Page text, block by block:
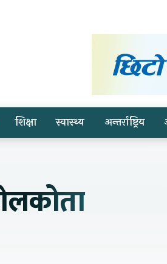
शिक्षा स्वास्थ्य अन्तर्राष्ट्रिय